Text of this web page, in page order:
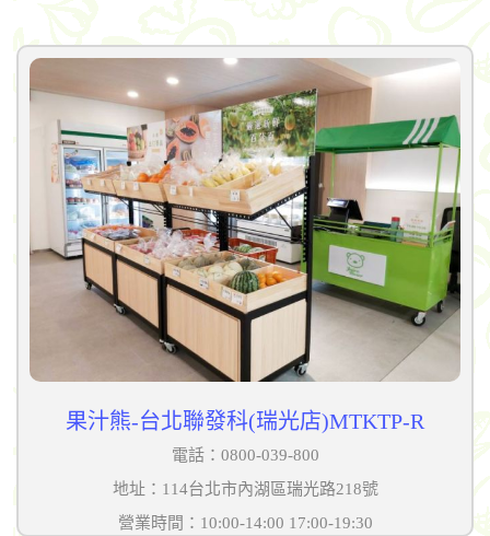
果汁熊-台北聯發科(瑞光店)MTKTP-R
電話：0800-039-800
地址：114台北市內湖區瑞光路218號
營業時間：10:00-14:00 17:00-19:30